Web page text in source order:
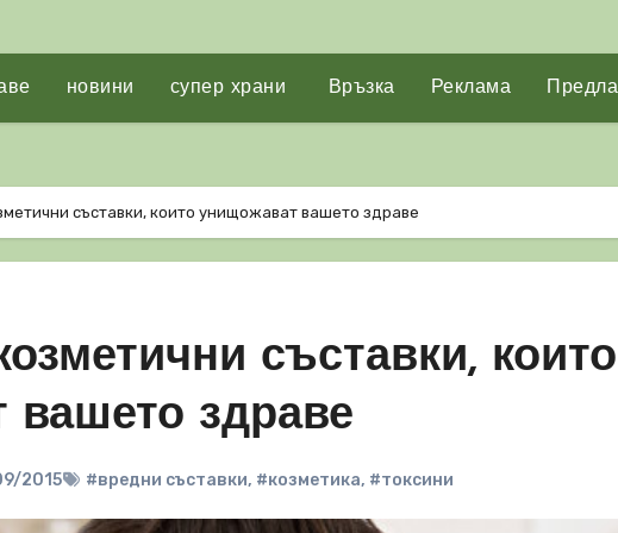
новини супер храни Връзка Реклама
съставки, които унищожават вашето здраве
съставки, които
вашето здраве
2015 #вредни съставки, #козметика, #токсини